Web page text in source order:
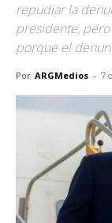
repudiar la
presidente,
porque el
Por ARGMedios - 7